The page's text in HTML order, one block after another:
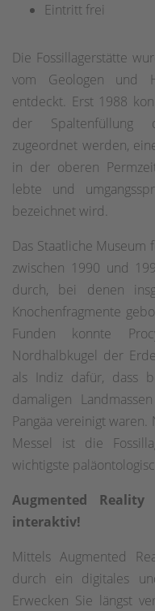
Eintritt frei
Die Fossillagerstätte
vom Geologen und
entdeckt. Erst 1988
der Spaltenfüllung
zugeordnet werden,
in der oberen
lebte und
bezeichnet wird.
Das Staatliche
zwischen 1990 und
durch, bei denen
Knochenfragmente
Funden konnte
Nordhalbkugel der
als Indiz dafür, dass
damaligen
Pangäa vereinigt
Messel ist die
wichtigste
Augmented
interaktiv!
Mittels Augmented
durch ein digitales
Erwecken Sie längst